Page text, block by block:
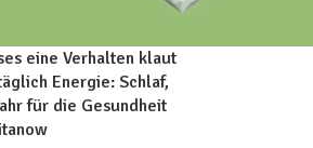
eine Verhalten klaut
Energie: Schlaf,
für die Gesundheit